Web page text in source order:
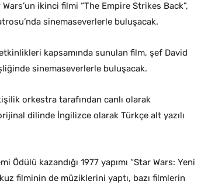
ikinci filmi “The Empire Strikes Back”,
sinemaseverlerle buluşacak.
kapsamında sunulan film, şef David
sinemaseverlerle buluşacak.
orkestra tarafından canlı olarak
dilinde İngilizce olarak Türkçe alt yazılı
Ödülü kazandığı 1977 yapımı “Star Wars: Yeni
filminin de müziklerini yaptı, bazı filmlerin